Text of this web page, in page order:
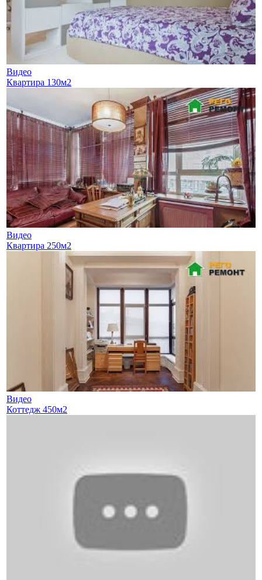
Видео
Квартира 130м2
Видео
Квартира 250м2
Видео
Коттедж 450м2